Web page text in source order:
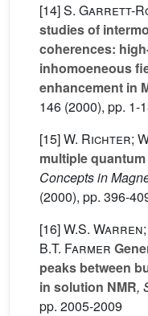
[14]S. Garrett-
studies of
coherences:
inhomoeneous
enhancement in
146 (2000), pp. 1-
[15]W. Richter;
multiple
Concepts in
(2000), pp. 396-
[16]W.S.
B.T. Farmer
peaks between
in solution NMR,
pp. 2005-2009